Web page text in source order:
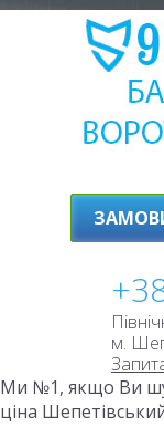
м.
Ми №1, якщо Ви
ціна